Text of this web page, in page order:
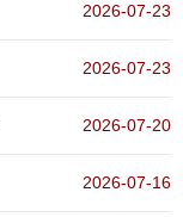
2026-07-23
2026-07-23
2026-07-20
2026-07-16